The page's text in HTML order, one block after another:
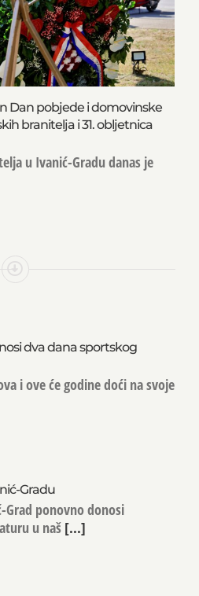
Dan pobjede i domovinske
branitelja i 31. obljetnica
u Ivanić-Gradu danas je
dva dana sportskog
i ove će godine doći na svoje
Gradu
Grad ponovno donosi
u naš [...]